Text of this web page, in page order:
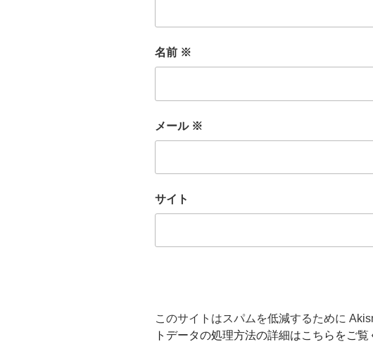
名前 ※
メール ※
サイト
このサイトはスパムを低減するために
トデータの処理方法の詳細はこちらをご覧